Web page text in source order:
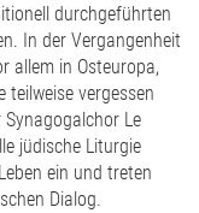
durchgeführten
In der Vergangenheit
allem in Osteuropa,
teilweise vergessen
Le
jüdische Liturgie
ein und treten
Dialog.